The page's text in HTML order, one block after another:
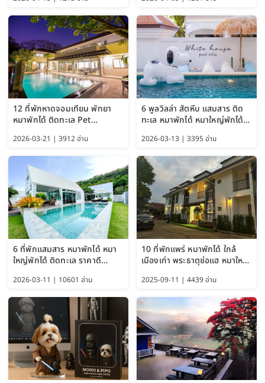
12 ที่พักหาดจอมเทียน พัทยา
หมาพักได้ ติดทะเล Pet
พักได้ อัปเดต 2569
2026-03-21 | 3912 อ่าน
6 พูลวิลล่า สัตหีบ แสมสาร ติด
ทะเล หมาพักได้ หมาใหญ่พักได้
2026-03-13 | 3395 อ่าน
6 ที่พักแสมสาร หมาพักได้ หมา
ใหญ่พักได้ ติดทะเล ราคาดี
2026-03-11 | 10601 อ่าน
10 ที่พักแพร่ หมาพักได้ ใกล้
เมืองเก่า พระธาตุช่อแฮ หมาใหญ่
2025-09-11 | 4439 อ่าน